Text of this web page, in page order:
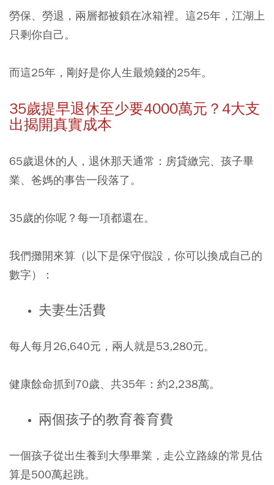
勞保、勞退，兩層都被鎖在冰箱裡。這25年，江湖上
只剩你自己。
而這25年，剛好是你人生最燒錢的25年。
35歲提早退休至少要4000萬元？4大支
出揭開真實成本
65歲退休的人，退休那天通常：房貸繳完、孩子畢
業、爸媽的事告一段落了。
35歲的你呢？每一項都還在。
我們攤開來算（以下是保守假設，你可以換成自己的
數字）：
夫妻生活費
每人每月26,640元，兩人就是53,280元。
健康餘命抓到70歲、共35年：約2,238萬。
兩個孩子的教育養育費
一個孩子從出生養到大學畢業，走公立路線的常見估
算是500萬起跳。